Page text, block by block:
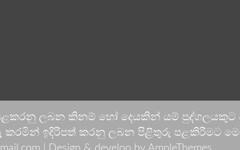
පළකරනු ලබන කිනම් හෝ දෙයකින් යම්
ඉදිරිපත් කරනු ලබන පිළිතුරු පළකිරීමට මෙම